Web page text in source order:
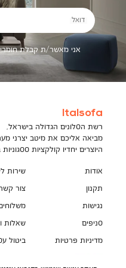
דואל
אני מאשר/ת קבלת
Italsofa
רשת הסלונים הגדולה בישראל,
מביאה אליכם את מיטב יצרני
היוצרים יחדיו קולקציות
אודות
תקנון
נגישות
סניפים
מדיניות פרטיות
שירות
צור
שאלות
ביטול